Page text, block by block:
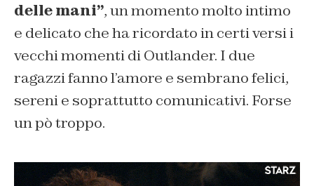
delle mani”, un momento molto intimo
e delicato che ha ricordato in certi versi i
vecchi momenti di Outlander. I due
ragazzi fanno l’amore e sembrano felici,
sereni e soprattutto comunicativi. Forse
un pò troppo.